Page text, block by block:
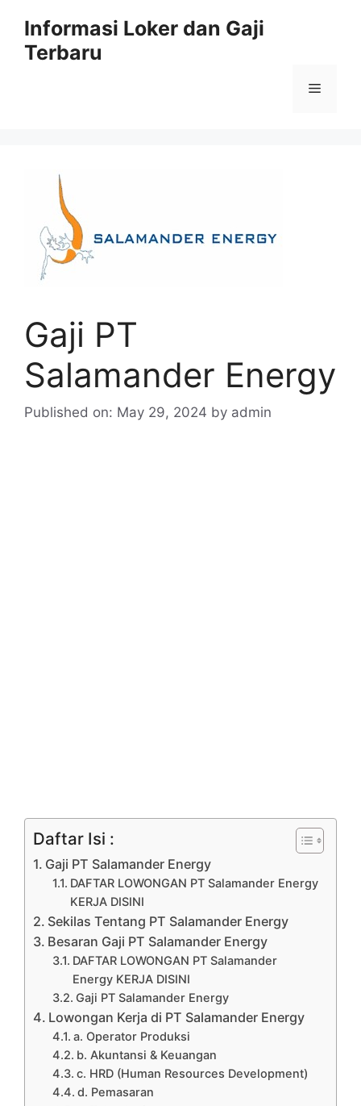
content
Informasi Loker dan Gaji
Terbaru
Menu
Gaji PT
Salamander Energy
Published on: May 29, 2024 by admin
Daftar Isi :
Gaji PT Salamander Energy
DAFTAR LOWONGAN PT Salamander Energy
KERJA DISINI
Sekilas Tentang PT Salamander Energy
Besaran Gaji PT Salamander Energy
DAFTAR LOWONGAN PT Salamander
Energy KERJA DISINI
Gaji PT Salamander Energy
Lowongan Kerja di PT Salamander Energy
a. Operator Produksi
b. Akuntansi & Keuangan
c. HRD (Human Resources Development)
d. Pemasaran